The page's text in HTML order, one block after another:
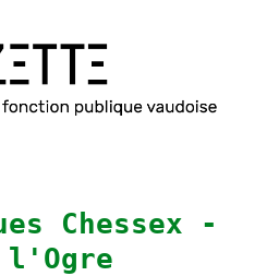
Chessex -
l'Ogre